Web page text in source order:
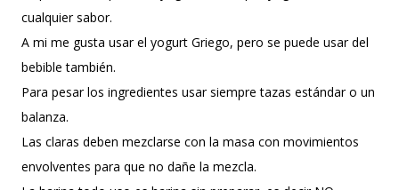
cualquier sabor.
A mi me gusta usar el yogurt Griego, pero se puede usar del
bebible también.
Para pesar los ingredientes usar siempre tazas estándar o un
balanza.
Las claras deben mezclarse con la masa con movimientos
envolventes para que no dañe la mezcla.